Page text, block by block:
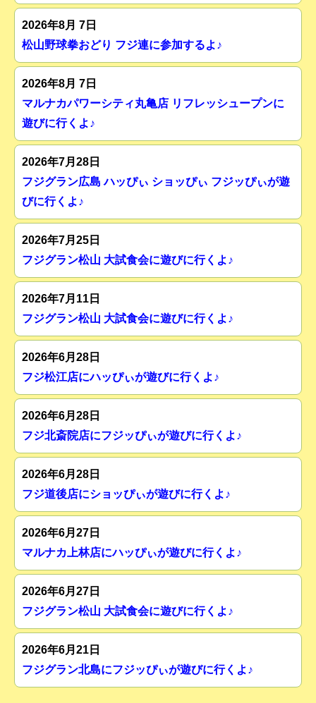
2026年8月 7日
松山野球拳おどり フジ連に参加するよ♪
2026年8月 7日
マルナカパワーシティ丸亀店 リフレッシュープンに
遊びに行くよ♪
2026年7月28日
フジグラン広島 ハッぴぃ ショッぴぃ フジッぴぃが遊
びに行くよ♪
2026年7月25日
フジグラン松山 大試食会に遊びに行くよ♪
2026年7月11日
フジグラン松山 大試食会に遊びに行くよ♪
2026年6月28日
フジ松江店にハッぴぃが遊びに行くよ♪
2026年6月28日
フジ北斎院店にフジッぴぃが遊びに行くよ♪
2026年6月28日
フジ道後店にショッぴぃが遊びに行くよ♪
2026年6月27日
マルナカ上林店にハッぴぃが遊びに行くよ♪
2026年6月27日
フジグラン松山 大試食会に遊びに行くよ♪
2026年6月21日
フジグラン北島にフジッぴぃが遊びに行くよ♪